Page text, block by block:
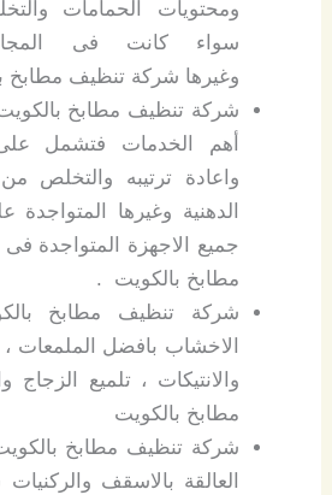
ومحتويات الحمامات
سواء كانت فى
وغيرها شركة تنظيف مطابخ
شركة تنظيف مطابخ
أهم الخدمات فتشمل
واعادة ترتيبه والتخلص
الدهنية وغيرها
جميع الاجهزة المتواجدة
مطابخ بالكويت .
شركة تنظيف مطابخ
الاخشاب بافضل الملمعات
والانتيكات ، تلميع
مطابخ بالكويت
شركة تنظيف مطابخ
العالقة بالاسقف